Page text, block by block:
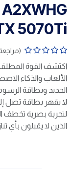
5070Ti
(مراجعة
لتجربة بصرية تخطف
الذين لا يقبلون بأي